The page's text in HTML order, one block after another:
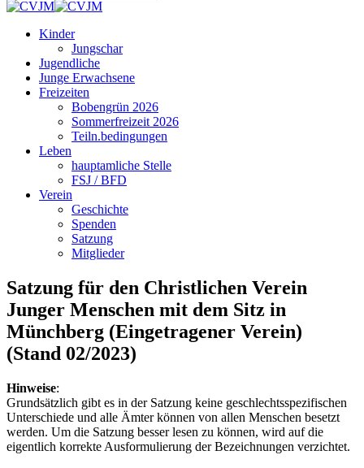
Kinder
Jungschar
Jugendliche
Junge Erwachsene
Freizeiten
Bobengrün 2026
Sommerfreizeit 2026
Teiln.bedingungen
Leben
hauptamliche Stelle
FSJ / BFD
Verein
Geschichte
Spenden
Satzung
Mitglieder
Satzung für den Christlichen Verein
Junger Menschen mit dem Sitz in
Münchberg (Eingetragener Verein)
(Stand 02/2023)
Hinweise:
Grundsätzlich gibt es in der Satzung keine geschlechtsspezifischen
Unterschiede und alle Ämter können von allen Menschen besetzt
werden. Um die Satzung besser lesen zu können, wird auf die
eigentlich korrekte Ausformulierung der Bezeichnungen verzichtet.